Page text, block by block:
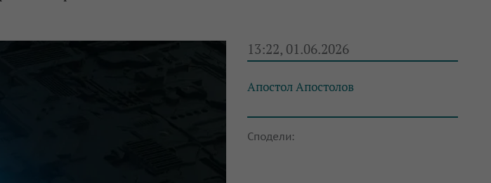
13:22, 01.06.2026
Апостол Апостолов
Сподели: